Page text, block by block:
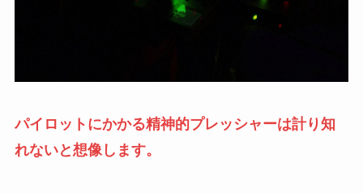
パイロットにかかる精神的プレッシャーは計り知
れないと想像します。